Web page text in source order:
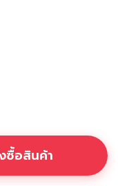
ซื้อสินค้า